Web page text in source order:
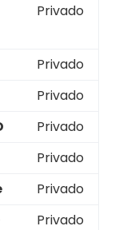
Privado
Privado
Privado
Privado
Privado
Privado
Privado